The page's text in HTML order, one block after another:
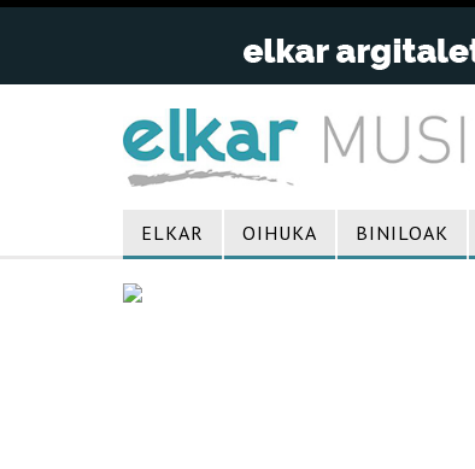
ELKAR OIHUKA BINILOAK